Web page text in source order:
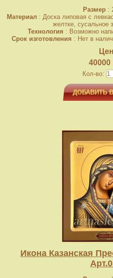
Размер:
Материал: Доска липовая с
желтке, сусальное
Технология : Возможно
Срок изготовления : Нет в
40000
Кол-во:
ДОБАВИТЬ
Икона Казанская